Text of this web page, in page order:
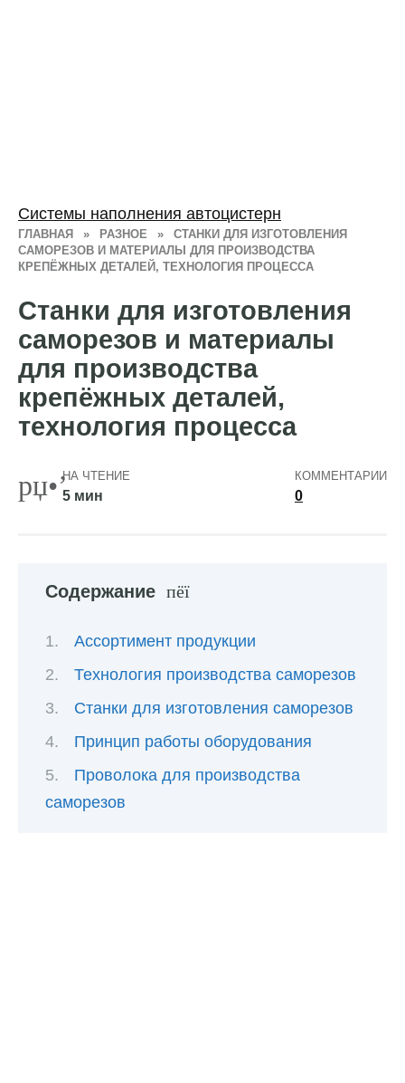
ГЛАВНАЯ » РАЗНОЕ »
СТАНКИ ДЛЯ ИЗГОТОВЛЕНИЯ
САМОРЕЗОВ И МАТЕРИАЛЫ ДЛЯ ПРОИЗВОДСТВА
КРЕПЁЖНЫХ ДЕТАЛЕЙ, ТЕХНОЛОГИЯ ПРОЦЕССА
Станки для изготовления
саморезов и материалы
для производства
крепёжных деталей,
технология процесса
НА ЧТЕНИЕ
5 мин
КОММЕНТАРИИ
0
Содержание
Ассортимент продукции
Технология производства саморезов
Станки для изготовления саморезов
Принцип работы оборудования
Проволока для производства
саморезов
Системы наполнения автоцистерн